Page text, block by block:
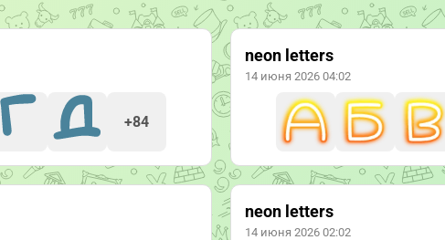
+84
neon letters
14 июня 2026 04:02
neon letters
14 июня 2026 02:02